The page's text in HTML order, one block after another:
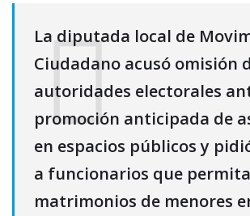
La diputada local de
Ciudadano acusó omisión
autoridades electorales
promoción anticipada de
en espacios públicos y
a funcionarios que
matrimonios de menores